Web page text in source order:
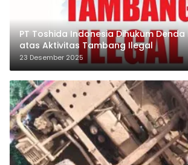
PT Toshida Indonesia Dihukum Denda
atas Aktivitas Tambang Ilegal
23 Desember 2025